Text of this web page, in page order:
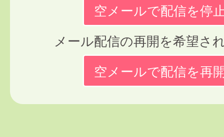
空メールで配信を停
メール配信の再開を希望さ
空メールで配信を再